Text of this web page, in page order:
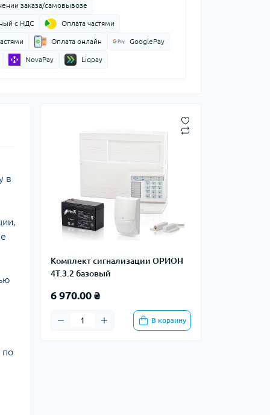
заказа/самовывозе
с НДС Оплата частями
Оплата онлайн GooglePay
NovaPay Liqpay
Комплект сигнализации ОРИОН
4Т.3.2 базовый
6 970.00 ₴
В корзину
в
по